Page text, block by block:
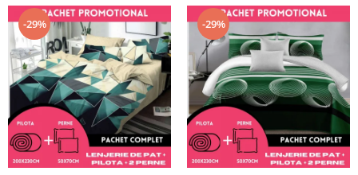
-29% -29%